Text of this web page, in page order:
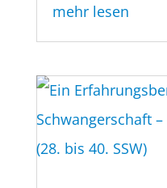
mehr lesen